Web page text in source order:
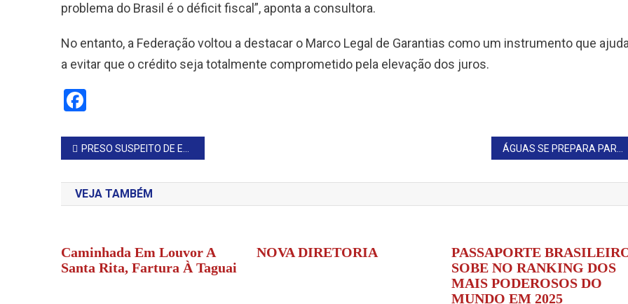
problema do Brasil é o déficit fiscal”, aponta a consultora.
No entanto, a Federação voltou a destacar o Marco Legal de Garantias como um instrumento que
a evitar que o crédito seja totalmente comprometido pela elevação dos juros.
Navegação
de
Post
PRESO SUSPEITO DE ENVOLVIMENTO EM ATAQUE HACKER
VEJA TAMBÉM
Caminhada Em Louvor A
Santa Rita, Fartura À Taguai
NOVA DIRETORIA
PASSAPORTE
SOBE NO RANKING DOS
MAIS PODEROSOS DO
MUNDO EM 2025